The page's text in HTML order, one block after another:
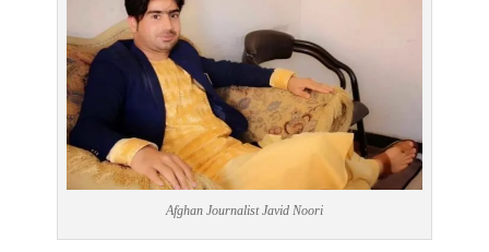
Afghan Journalist Javid Noori